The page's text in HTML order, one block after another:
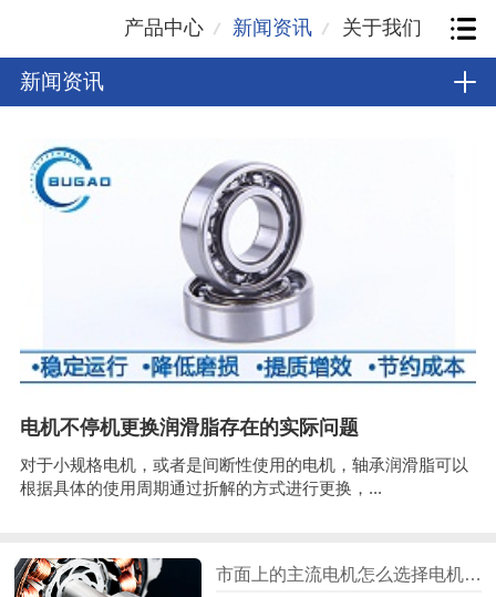
产品中心 新闻资讯 关于我们
新闻资讯
电机不停机更换润滑脂存在的实际问题
对于小规格电机，或者是间断性使用的电机，轴承润滑脂可以
根据具体的使用周期通过折解的方式进行更换，...
市面上的主流电机怎么选择电机轴承？